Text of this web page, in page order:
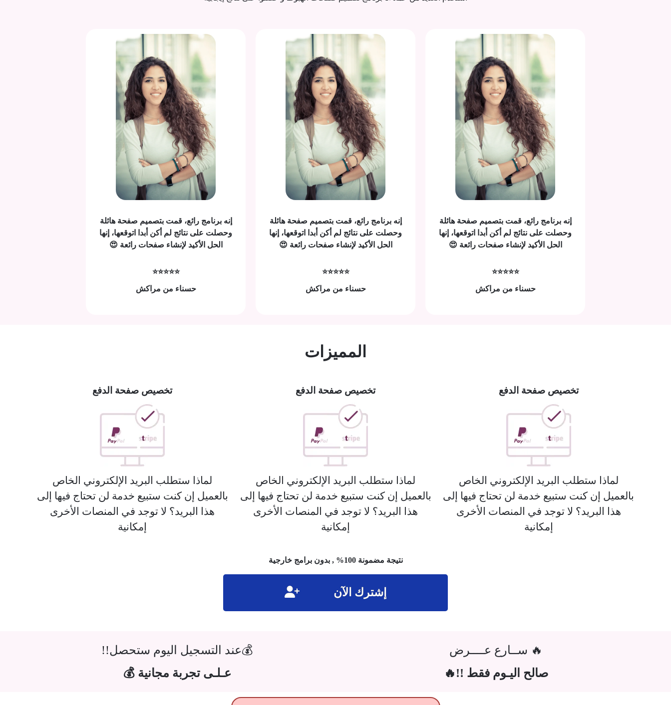
إنه برنامج رائع، قمت بتصميم صفحة هائلة
وحصلت على نتائج لم أكن أبدا اتوقعها، إنها
الحل الأكيد لإنشاء صفحات رائعة 😍
⭐⭐⭐⭐⭐
حسناء من مراكش
إنه برنامج رائع، قمت بتصميم صفحة هائلة
وحصلت على نتائج لم أكن أبدا اتوقعها، إنها
الحل الأكيد لإنشاء صفحات رائعة 😍
⭐⭐⭐⭐⭐
حسناء من مراكش
إنه برنامج رائع، قمت بتصميم صفحة هائلة
وحصلت على نتائج لم أكن أبدا اتوقعها، إنها
الحل الأكيد لإنشاء صفحات رائعة 😍
⭐⭐⭐⭐⭐
حسناء من مراكش
المميزات
تخصيص صفحة الدفع
لماذا ستطلب البريد الإلكتروني الخاص
بالعميل إن كنت ستبيع خدمة لن تحتاج فيها إلى
هذا البريد؟ لا توجد في المنصات الأخرى
إمكانية
تخصيص صفحة الدفع
لماذا ستطلب البريد الإلكتروني الخاص
بالعميل إن كنت ستبيع خدمة لن تحتاج فيها إلى
هذا البريد؟ لا توجد في المنصات الأخرى
إمكانية
تخصيص صفحة الدفع
لماذا ستطلب البريد الإلكتروني الخاص
بالعميل إن كنت ستبيع خدمة لن تحتاج فيها إلى
هذا البريد؟ لا توجد في المنصات الأخرى
إمكانية
نتيجة مضمونة 100% , بدون برامج خارجية
إشترك الآن
🔥 ســارع عــــرض
صالح اليـوم فقط !!🔥
💰عند التسجيل اليوم ستحصل!!
عـلـى تجربة مجانية 💰